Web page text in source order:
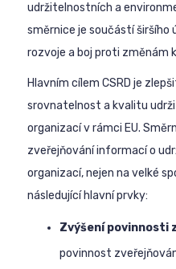
udržitelnostních a
směrnice je součástí širšího
rozvoje a boj proti změnám
Hlavním cílem CSRD je
srovnatelnost a kvalitu
organizací v rámci EU.
zveřejňování informací o
organizací, nejen na velké
následující hlavní prvky:
Zvýšení povinnosti
povinnost